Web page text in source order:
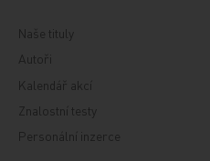
Naše tituly
Autoři
Kalendář akcí
Znalostní testy
Personální inzerce